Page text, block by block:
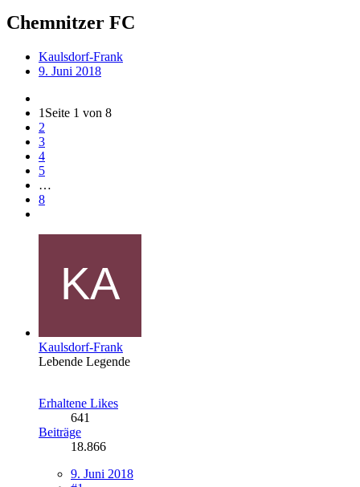
Chemnitzer FC
Kaulsdorf-Frank
9. Juni 2018
1 Seite 1 von 8
2
3
4
5
…
8
Kaulsdorf-Frank
Lebende Legende
Erhaltene Likes
641
Beiträge
18.866
9. Juni 2018